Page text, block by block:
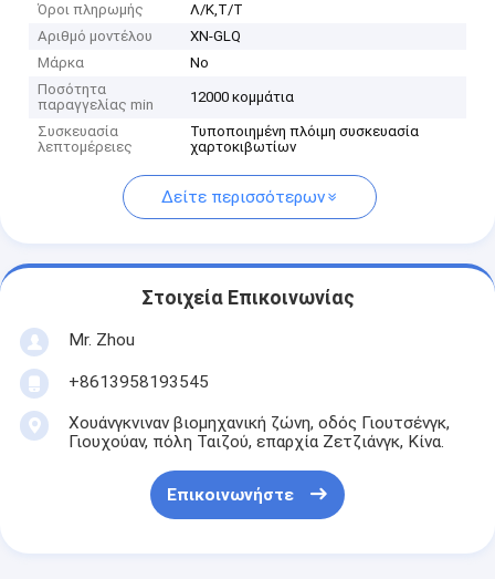
Όροι πληρωμής
Λ/Κ,Τ/Τ
Αριθμό μοντέλου
XN-GLQ
Μάρκα
No
Ποσότητα
παραγγελίας min
12000 κομμάτια
Συσκευασία
λεπτομέρειες
Τυποποιημένη πλόιμη συσκευασία
χαρτοκιβωτίων
Δείτε περισσότερων
Στοιχεία Επικοινωνίας
Mr. Zhou
+8613958193545
Χουάνγκνιναν βιομηχανική ζώνη, οδός Γιουτσένγκ,
Γιουχούαν, πόλη Ταιζού, επαρχία Ζετζιάνγκ, Κίνα.
Επικοινωνήστε